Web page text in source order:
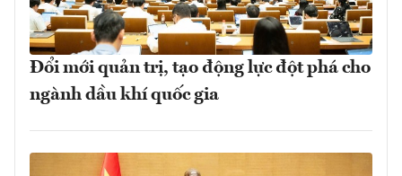
Đổi mới quản trị, tạo động lực đột phá cho
ngành dầu khí quốc gia